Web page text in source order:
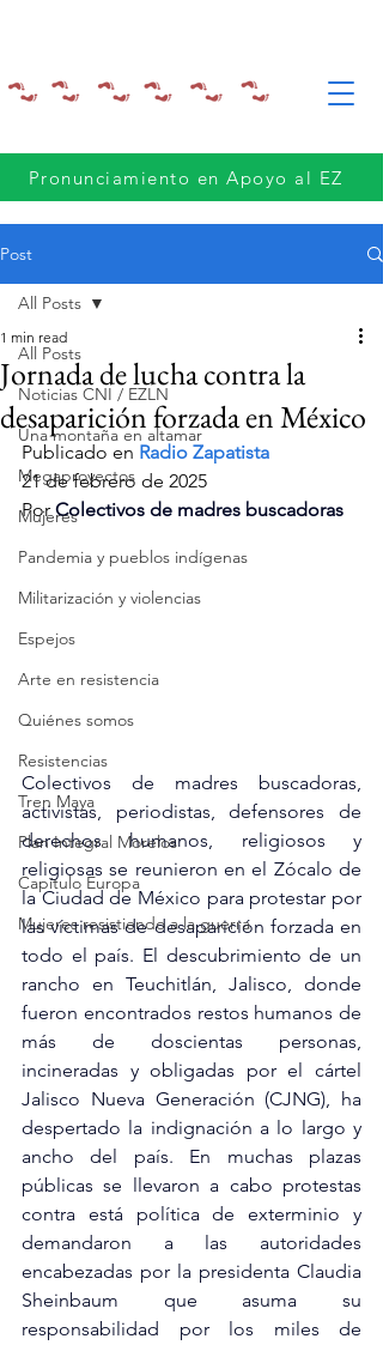
Pronunciamiento en Apoyo al EZ
Post
All Posts
Noticias CNI / EZLN
Una montaña en altamar
Megaproyectos
Mujeres
Pandemia y pueblos indígenas
Militarización y violencias
Espejos
Arte en resistencia
Quiénes somos
Resistencias
Tren Maya
Plan Integral Morelos
Capítulo Europa
Mujeres resistiendo a la guerra
All Posts
Jornada de lucha contra la
desaparición forzada en México
1 min read
Publicado en Radio Zapatista
21 de febrero de 2025
Por Colectivos de madres buscadoras
Colectivos de madres buscadoras,
activistas, periodistas, defensores de
derechos humanos, religiosos y
religiosas se reunieron en el Zócalo de
la Ciudad de México para protestar por
las víctimas de desaparición forzada en
todo el país. El descubrimiento de un
rancho en Teuchitlán, Jalisco, donde
fueron encontrados restos humanos de
más de doscientas personas,
incineradas y obligadas por el cártel
Jalisco Nueva Generación (CJNG), ha
despertado la indignación a lo largo y
ancho del país. En muchas plazas
públicas se llevaron a cabo protestas
contra está política de exterminio y
demandaron a las autoridades
encabezadas por la presidenta Claudia
Sheinbaum que asuma su
responsabilidad por los miles de